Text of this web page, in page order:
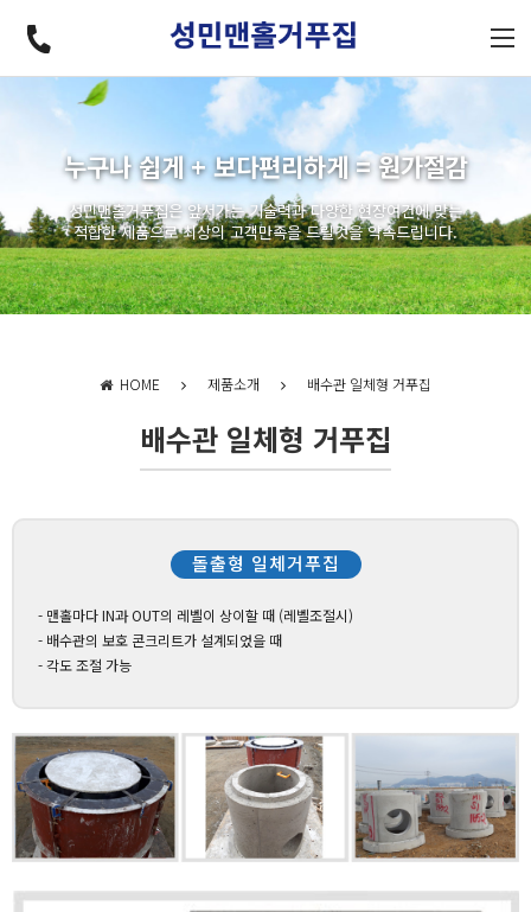
누구나 쉽게 + 보다편리하게 = 원가절감
성민맨홀거푸집은 앞서가는 기술력과 다양한 현장여건에 맞는
적합한 제품으로 최상의 고객만족을 드릴것을 약속드립니다.
HOME 제품소개 배수관 일체형 거푸집
배수관 일체형 거푸집
돌출형 일체거푸집
- 맨홀마다 IN과 OUT의 레벨이 상이할 때 (레벨조절시)
- 배수관의 보호 콘크리트가 설계되었을 때
- 각도 조절 가능